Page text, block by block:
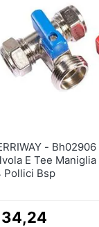
Lavastoviglie da
Frigorifero da incasso
Piano Cottura
Forno da incasso
Elettrodomestici
professionali e
Abbattitore
professionali
- Bh02906 Lavatrice
E Tee Maniglia
Pollici Bsp